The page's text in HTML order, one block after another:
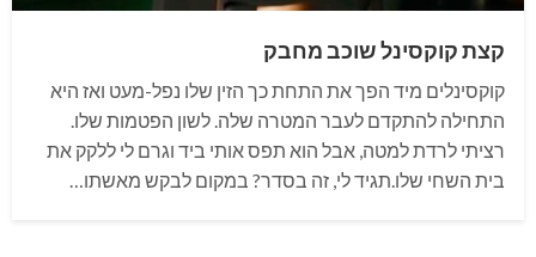
קצת קוקסינל שוכב מחבק
קוקסינלים מיד הפך את התחת כך הזין שלו נפל-מעט ואז היא
התחילה להתקדם לעבר המטרה שלה. לשון הפטמות שלו.
רציתי לרדת למטה, אבל הוא תפס אותי ביד וגרם לי ללקק את
בית השחי שלו.תגיד לי, זה בסדר? במקום לבקש מאשתו…